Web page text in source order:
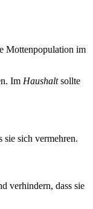
Mottenpopulation im
Im Haushaltsollte
sich vermehren.
verhindern, dass sie